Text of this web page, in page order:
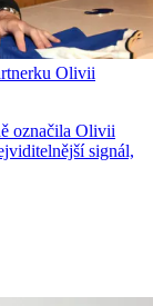
Olivii
označila Olivii
signál,